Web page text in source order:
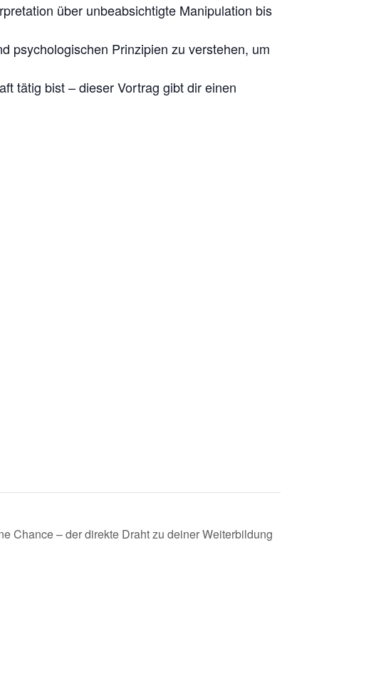
über unbeabsichtigte Manipulation bis
psychologischen Prinzipien zu verstehen, um
tätig bist – dieser Vortrag gibt dir einen
Chance – der direkte Draht zu deiner Weiterbildung